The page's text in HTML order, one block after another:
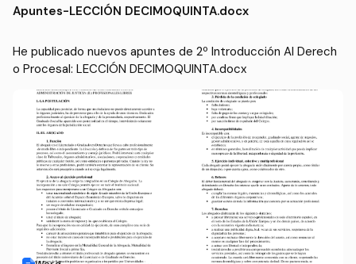
ración Pública (US)
Apuntes-LECCIÓN DECIMOQUINTA.docx
He publicado nuevos apuntes de 2º Introducción Al Derech
o Procesal: LECCIÓN DECIMOQUINTA.docx